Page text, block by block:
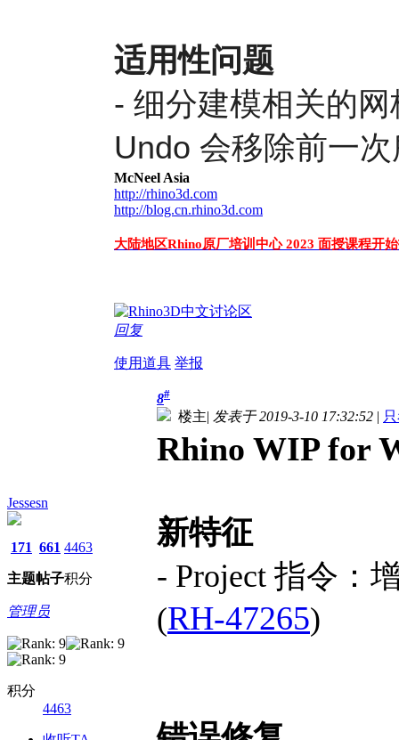
适用性问题
- 细分建模相关的
Undo 会移除前一
McNeel Asia
http://rhino3d.com
http://blog.cn.rhino3d.com
大陆地区Rhino原厂培训中心 2023 面授课程开
回复
使用道具 举报
Jessesn
171
主题
661
帖子
4463
积分
管理员
积分
4463
8#
楼主| 发表于 2019-3-10 17:32:52 |
Rhino WIP for
新特征
- Project 指令：
(RH-47265)